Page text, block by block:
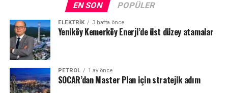
EN SON POPÜLER
ELEKTRİK 3 hafta önce
Yeniköy Kemerköy Enerji’de üst düzey atamalar
PETROL 1 ay önce
SOCAR’dan Master Plan için stratejik adım